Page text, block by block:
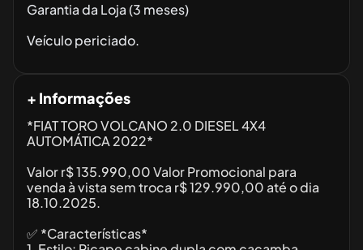
Garantia da Loja (3 meses)
Veículo periciado.
+ Informações
*FIAT TORO VOLCANO 2.0 DIESEL 4X4
AUTOMÁTICA 2022*
Valor r$ 135.990,00 Valor Promocional para
venda à vista sem troca r$ 129.990,00 até o dia
18.10.2025.
✅ *Características*